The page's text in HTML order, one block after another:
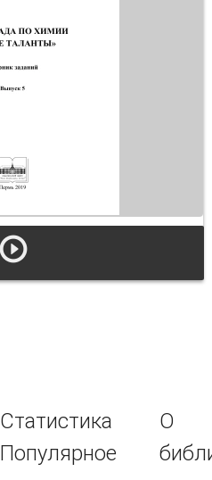
Статистика
Популярное
О